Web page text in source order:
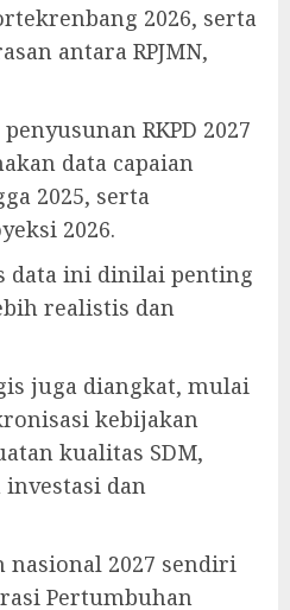
2026, serta
antara RPJMN,
RKPD 2027
data capaian
2025, serta
2026.
data ini dinilai penting
realistis dan
juga diangkat, mulai
kebijakan
kualitas SDM,
dan
nasional 2027 sendiri
Pertumbuhan